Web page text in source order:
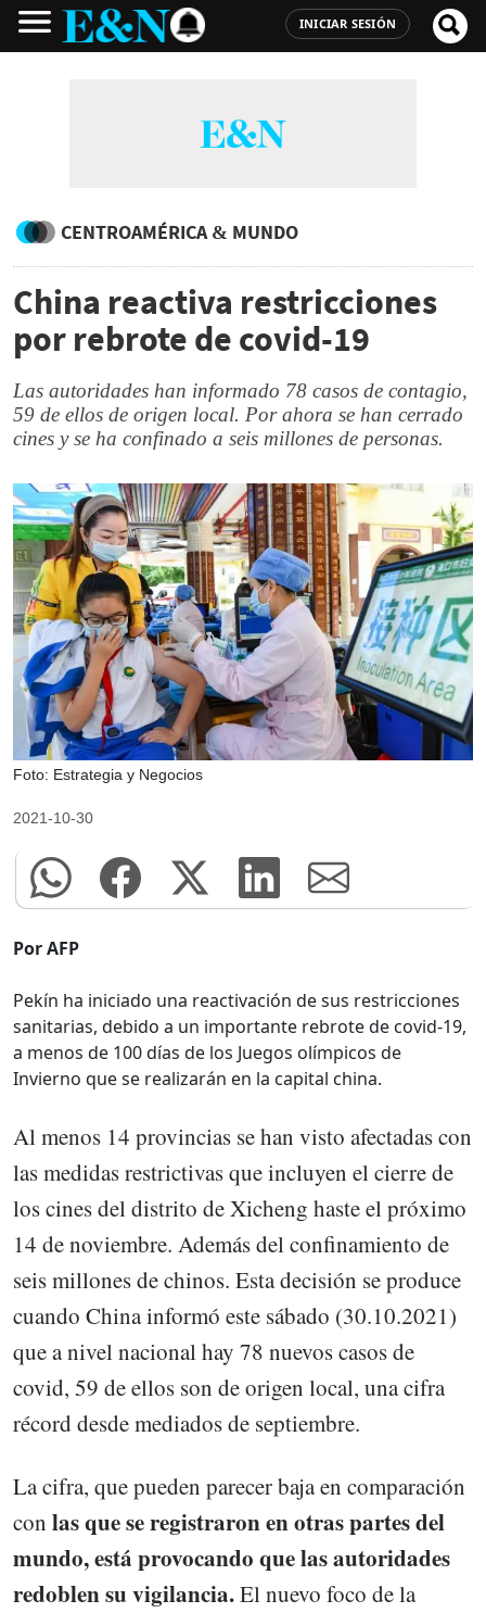
INICIAR SESIÓN
CENTROAMÉRICA & MUNDO
China reactiva restricciones
por rebrote de covid-19
Las autoridades han informado 78 casos de contagio,
59 de ellos de origen local. Por ahora se han cerrado
cines y se ha confinado a seis millones de personas.
Foto: Estrategia y Negocios
2021-10-30
Por AFP
Pekín ha iniciado una reactivación de sus restricciones
sanitarias, debido a un importante rebrote de covid-19,
a menos de 100 días de los Juegos olímpicos de
Invierno que se realizarán en la capital china.
Al menos 14 provincias se han visto afectadas con
las medidas restrictivas que incluyen el cierre de
los cines del distrito de Xicheng haste el próximo
14 de noviembre. Además del confinamiento de
seis millones de chinos. Esta decisión se produce
cuando China informó este sábado (30.10.2021)
que a nivel nacional hay 78 nuevos casos de
covid, 59 de ellos son de origen local, una cifra
récord desde mediados de septiembre.
La cifra, que pueden parecer baja en comparación
con las que se registraron en otras partes del
mundo, está provocando que las autoridades
redoblen su vigilancia.El nuevo foco de la